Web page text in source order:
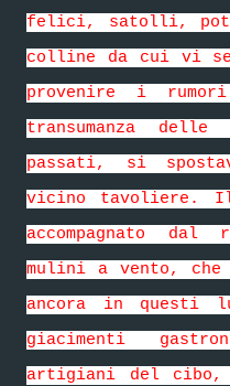
felici, satolli,
colline da cui vi
provenire i
transumanza
passati, si
vicino tavoliere. Il
accompagnato
mulini a vento,
ancora in questi
giacimenti
artigiani del cibo,